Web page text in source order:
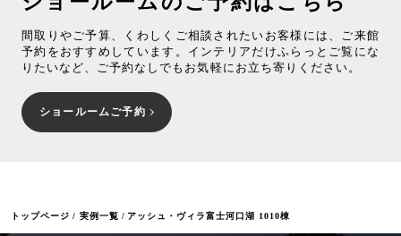
トップページ 実例一覧 アッシュ・ヴィラ富士河口湖 1010棟
間取りやご予算、くわしくご相談されたいお客様には、ご来館
予約をおすすめしています。インテリアだけふらっとご覧にな
りたいなど、ご予約なしでもお気軽にお立ち寄りください。
ショールームご予約